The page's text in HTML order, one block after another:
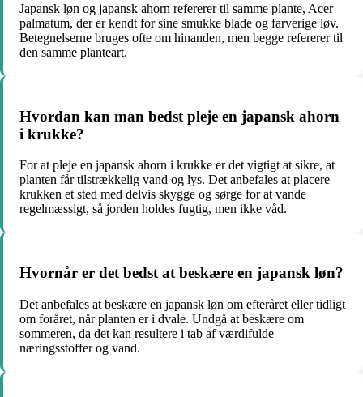
Japansk løn og japansk ahorn refererer til samme plante, Acer
palmatum, der er kendt for sine smukke blade og farverige løv.
Betegnelserne bruges ofte om hinanden, men begge refererer til
den samme planteart.
Hvordan kan man bedst pleje en japansk ahorn
i krukke?
For at pleje en japansk ahorn i krukke er det vigtigt at sikre, at
planten får tilstrækkelig vand og lys. Det anbefales at placere
krukken et sted med delvis skygge og sørge for at vande
regelmæssigt, så jorden holdes fugtig, men ikke våd.
Hvornår er det bedst at beskære en japansk løn?
Det anbefales at beskære en japansk løn om efteråret eller tidligt
om foråret, når planten er i dvale. Undgå at beskære om
sommeren, da det kan resultere i tab af værdifulde
næringsstoffer og vand.